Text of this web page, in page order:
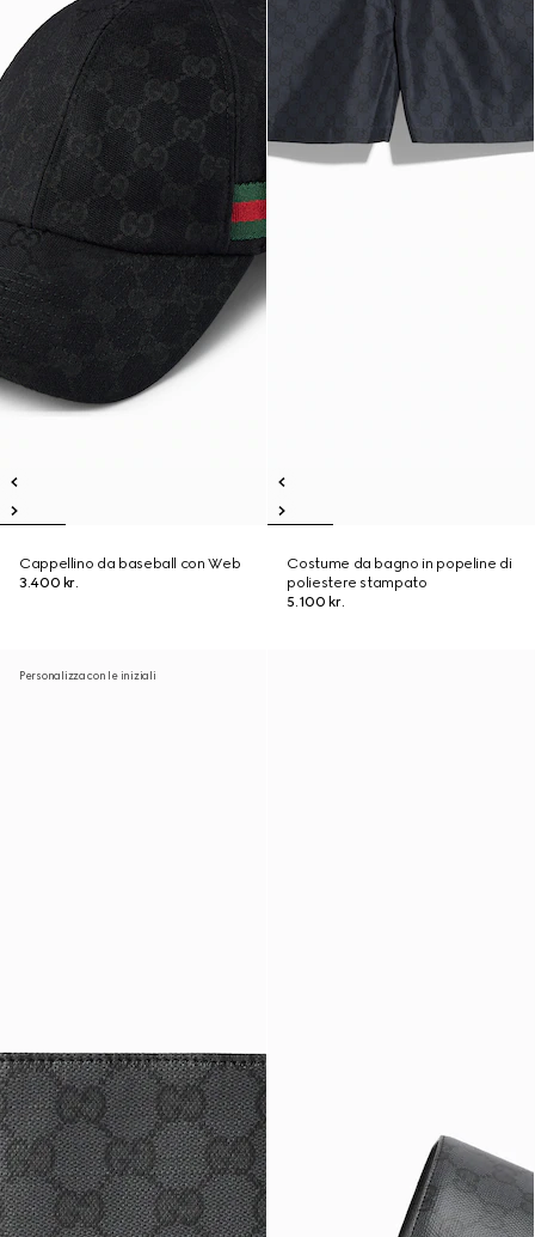
Cappellino da baseball con Web
3.400 kr.
Costume da bagno in popeline di
poliestere stampato
5.100 kr.
Personalizza con le iniziali